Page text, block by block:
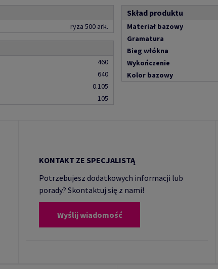
ryza 500 ark.
460
640
0.105
105
Skład produktu
Materiał bazowy
Gramatura
Bieg włókna
Wykończenie
Kolor bazowy
KONTAKT ZE SPECJALISTĄ
Potrzebujesz dodatkowych informacji lub
porady? Skontaktuj się z nami!
Wyślij wiadomość